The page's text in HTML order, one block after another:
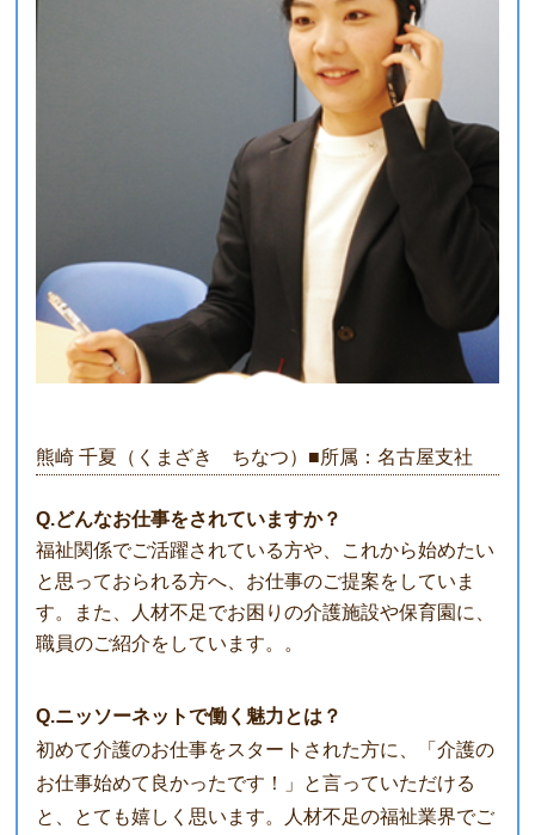
熊崎 千夏（くまざき ちなつ）■所属：名古屋支社
Q.どんなお仕事をされていますか？
福祉関係でご活躍されている方や、これから始めたい
と思っておられる方へ、お仕事のご提案をしていま
す。また、人材不足でお困りの介護施設や保育園に、
職員のご紹介をしています。。
Q.ニッソーネットで働く魅力とは？
初めて介護のお仕事をスタートされた方に、「介護の
お仕事始めて良かったです！」と言っていただける
と、とても嬉しく思います。人材不足の福祉業界でご